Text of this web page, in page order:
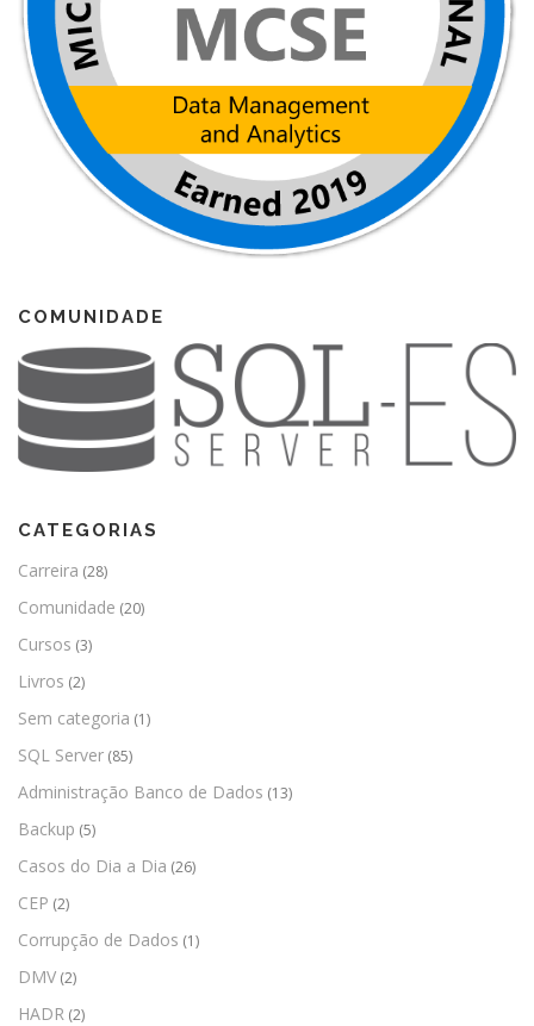
COMUNIDADE
CATEGORIAS
Carreira (28)
Comunidade (20)
Cursos (3)
Livros (2)
Sem categoria (1)
SQL Server (85)
Administração Banco de Dados (13)
Backup (5)
Casos do Dia a Dia (26)
CEP (2)
Corrupção de Dados (1)
DMV (2)
HADR (2)